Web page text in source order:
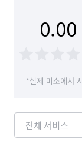
0.00
*실제 미소에서